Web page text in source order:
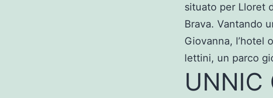
situato per Lloret
Brava. Vantando
Giovanna, l’hotel
lettini, un parco
UNNIC